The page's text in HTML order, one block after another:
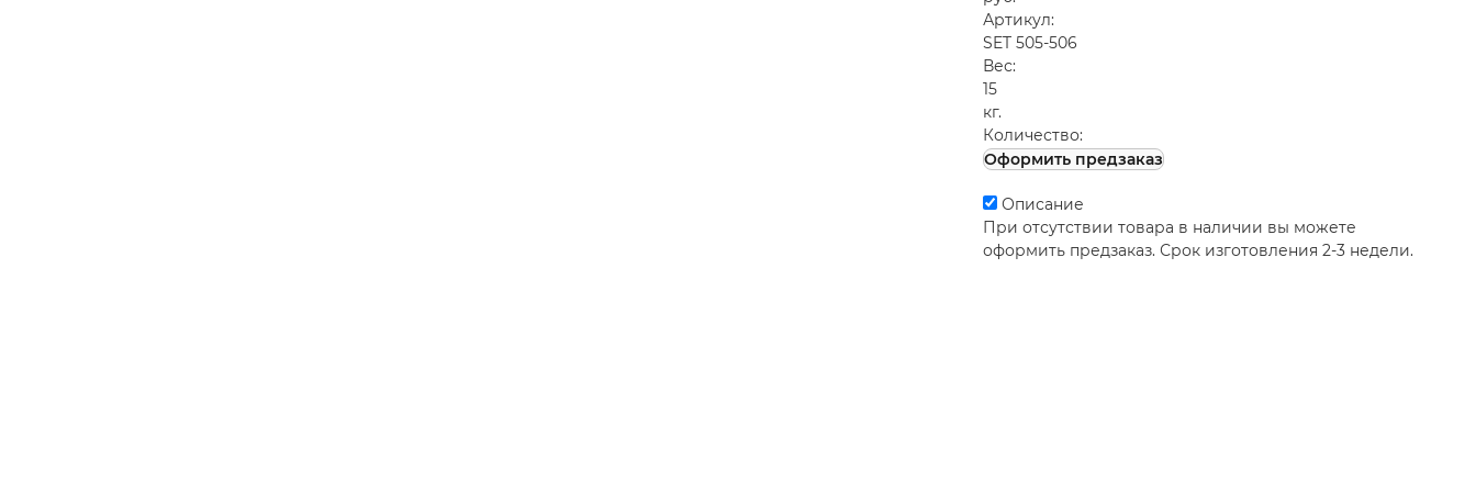
Артикул:
SET 505-506
Вес:
15
кг.
Количество:
Оформить предзаказ
Описание
При отсутствии товара в наличии вы можете
оформить предзаказ. Срок изготовления 2-3 недели.